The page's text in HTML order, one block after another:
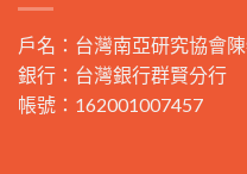
戶名：台灣南亞研究協會
銀行：台灣銀行群賢分行
帳號：162001007457